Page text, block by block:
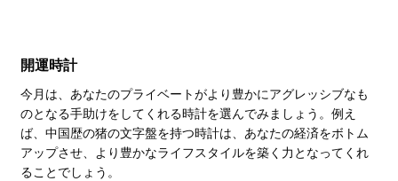
開運時計
今月は、あなたのプライベートがより豊かにアグレッシブなも
のとなる手助けをしてくれる時計を選んでみましょう。例え
ば、中国歴の猪の文字盤を持つ時計は、あなたの経済をボトム
アップさせ、より豊かなライフスタイルを築く力となってくれ
ることでしょう。